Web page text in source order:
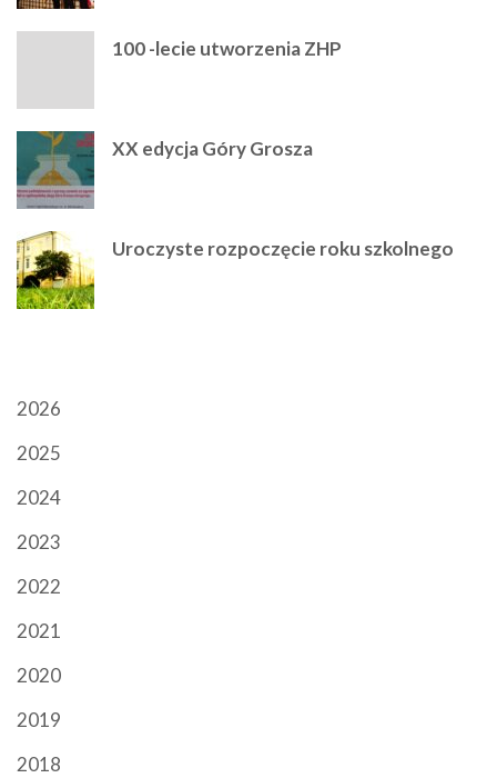
100 -lecie utworzenia ZHP
XX edycja Góry Grosza
Uroczyste rozpoczęcie roku szkolnego
2026
2025
2024
2023
2022
2021
2020
2019
2018